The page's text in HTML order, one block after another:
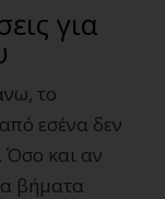
για
το
εσένα δεν
Όσο και αν
βήματα